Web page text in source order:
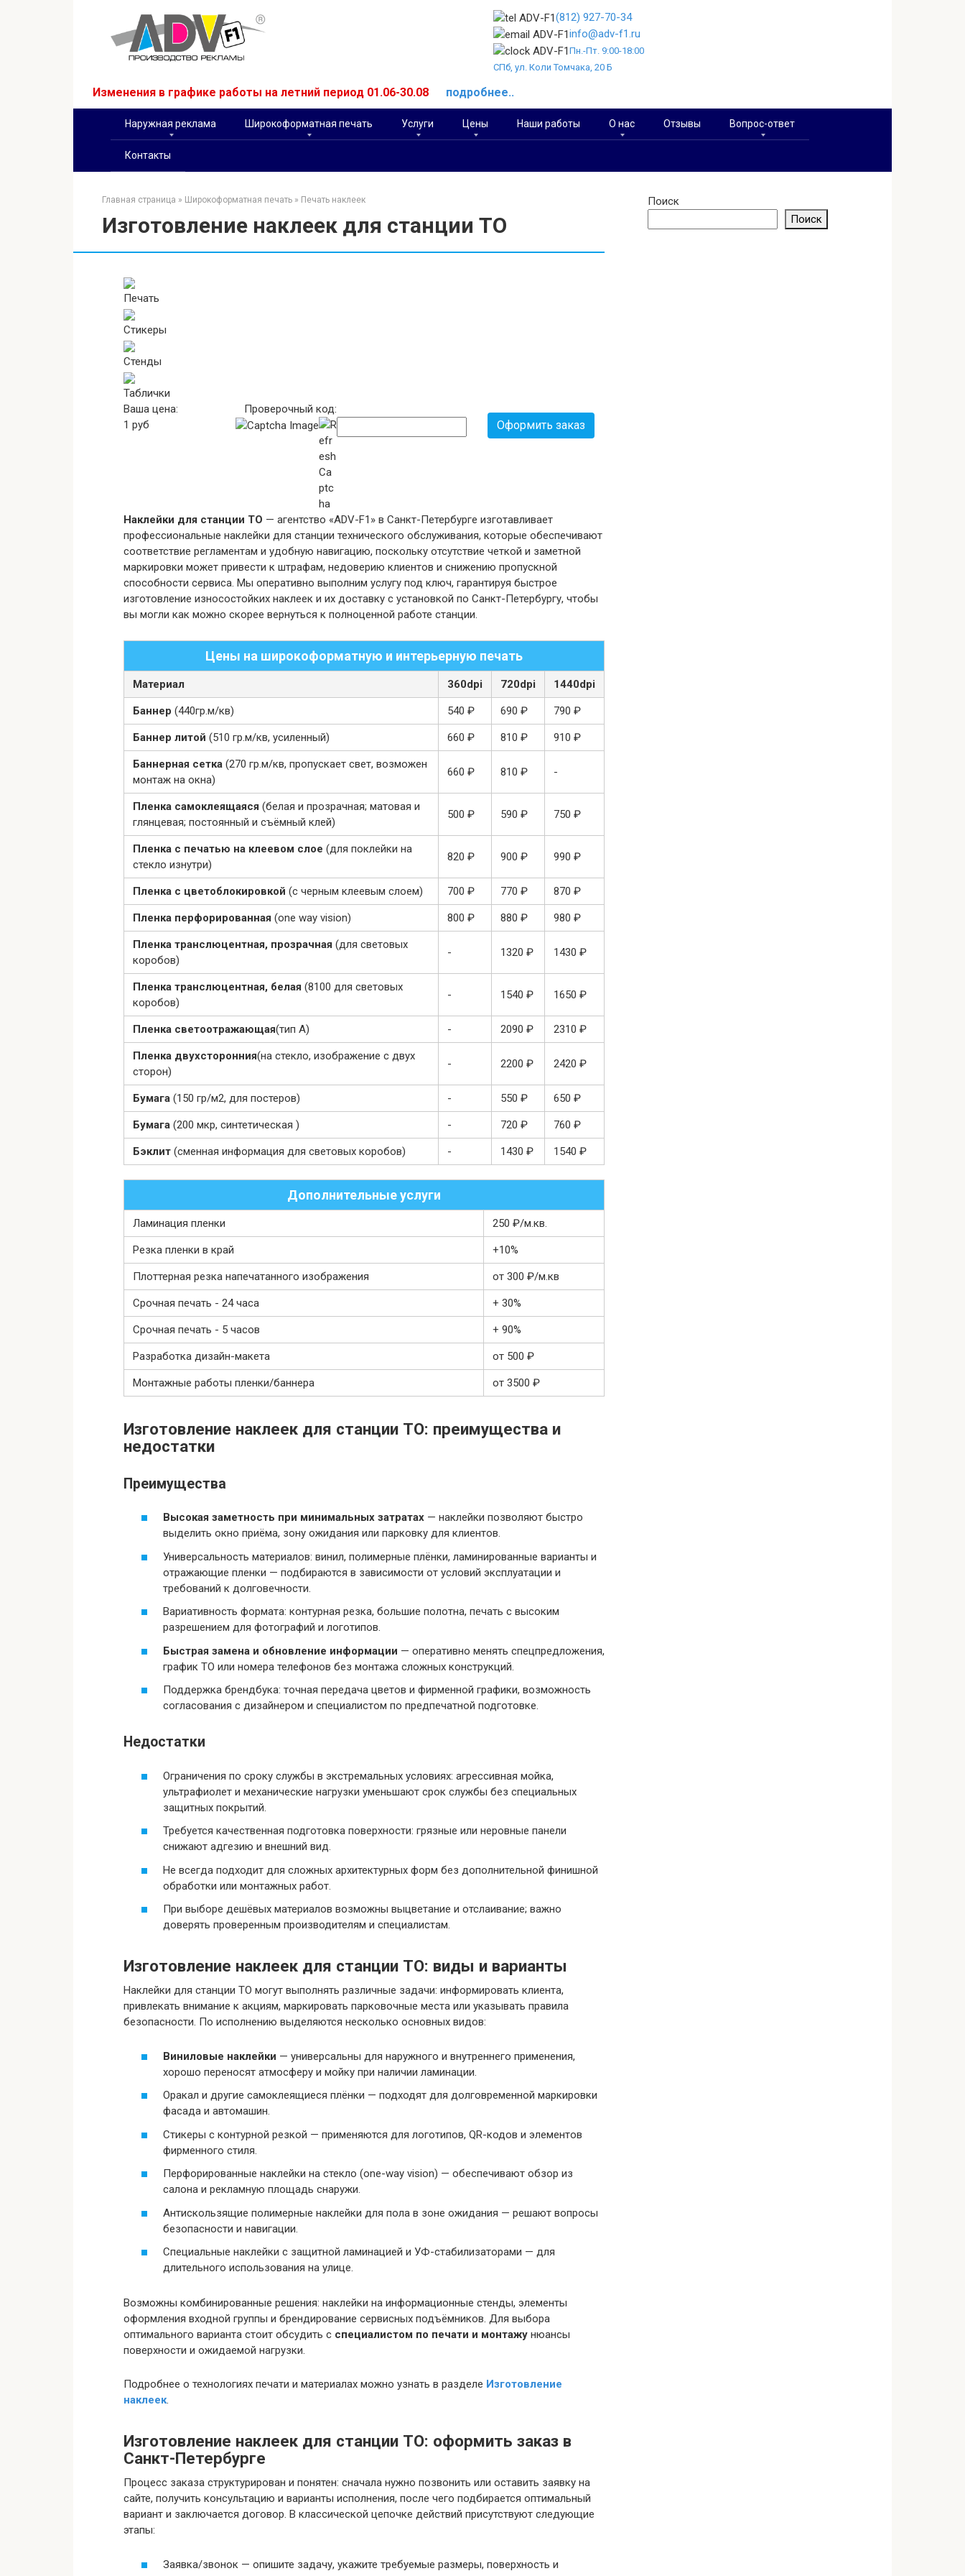
(812) 927-70-34
info@adv-f1.ru
Пн.-Пт. 9:00-18:00
СПб, ул. Коли Томчака, 20 Б
Изменения в графике работы на летний период 01.06-30.08 подробнее..
Наружная реклама Широкоформатная печать Услуги Цены Наши работы О нас Отзывы Вопрос-ответ
Контакты
Главная страница » Широкоформатная печать » Печать наклеек
Изготовление наклеек для станции ТО
Печать
Стикеры
Стенды
Таблички
Ваша цена:
1 руб
Проверочный код:
Оформить заказ
Наклейки для станции ТО — агентство «ADV-F1» в Санкт-Петербурге изготавливает
профессиональные наклейки для станции технического обслуживания, которые обеспечивают
соответствие регламентам и удобную навигацию, поскольку отсутствие четкой и заметной
маркировки может привести к штрафам, недоверию клиентов и снижению пропускной
способности сервиса. Мы оперативно выполним услугу под ключ, гарантируя быстрое
изготовление износостойких наклеек и их доставку с установкой по Санкт-Петербургу, чтобы
вы могли как можно скорее вернуться к полноценной работе станции.
Цены на широкоформатную и интерьерную печать
Материал 360dpi 720dpi 1440dpi
Баннер (440гр.м/кв) 540 ₽ 690 ₽ 790 ₽
Баннер литой (510 гр.м/кв, усиленный) 660 ₽ 810 ₽ 910 ₽
Баннерная сетка (270 гр.м/кв, пропускает свет, возможен
монтаж на окна)
660 ₽ 810 ₽ -
Пленка самоклеящаяся (белая и прозрачная; матовая и
глянцевая; постоянный и съёмный клей)
500 ₽ 590 ₽ 750 ₽
Пленка с печатью на клеевом слое (для поклейки на
стекло изнутри)
820 ₽ 900 ₽ 990 ₽
Пленка с цветоблокировкой (с черным клеевым слоем) 700 ₽ 770 ₽ 870 ₽
Пленка перфорированная (one way vision) 800 ₽ 880 ₽ 980 ₽
Пленка транслюцентная, прозрачная (для световых
коробов)
- 1320 ₽ 1430 ₽
Пленка транслюцентная, белая (8100 для световых
коробов)
- 1540 ₽ 1650 ₽
Пленка светоотражающая(тип А) - 2090 ₽ 2310 ₽
Пленка двухсторонния(на стекло, изображение с двух
сторон)
- 2200 ₽ 2420 ₽
Бумага (150 гр/м2, для постеров) - 550 ₽ 650 ₽
Бумага (200 мкр, синтетическая ) - 720 ₽ 760 ₽
Бэклит (сменная информация для световых коробов) - 1430 ₽ 1540 ₽
Дополнительные услуги
Ламинация пленки 250 ₽/м.кв.
Резка пленки в край +10%
Плоттерная резка напечатанного изображения от 300 ₽/м.кв
Срочная печать - 24 часа + 30%
Срочная печать - 5 часов + 90%
Разработка дизайн-макета от 500 ₽
Монтажные работы пленки/баннера от 3500 ₽
Изготовление наклеек для станции ТО: преимущества и
недостатки
Преимущества
Высокая заметность при минимальных затратах — наклейки позволяют быстро
выделить окно приёма, зону ожидания или парковку для клиентов.
Универсальность материалов: винил, полимерные плёнки, ламинированные варианты и
отражающие пленки — подбираются в зависимости от условий эксплуатации и
требований к долговечности.
Вариативность формата: контурная резка, большие полотна, печать с высоким
разрешением для фотографий и логотипов.
Быстрая замена и обновление информации — оперативно менять спецпредложения,
график ТО или номера телефонов без монтажа сложных конструкций.
Поддержка брендбука: точная передача цветов и фирменной графики, возможность
согласования с дизайнером и специалистом по предпечатной подготовке.
Недостатки
Ограничения по сроку службы в экстремальных условиях: агрессивная мойка,
ультрафиолет и механические нагрузки уменьшают срок службы без специальных
защитных покрытий.
Требуется качественная подготовка поверхности: грязные или неровные панели
снижают адгезию и внешний вид.
Не всегда подходит для сложных архитектурных форм без дополнительной финишной
обработки или монтажных работ.
При выборе дешёвых материалов возможны выцветание и отслаивание; важно
доверять проверенным производителям и специалистам.
Изготовление наклеек для станции ТО: виды и варианты
Наклейки для станции ТО могут выполнять различные задачи: информировать клиента,
привлекать внимание к акциям, маркировать парковочные места или указывать правила
безопасности. По исполнению выделяются несколько основных видов:
Виниловые наклейки — универсальны для наружного и внутреннего применения,
хорошо переносят атмосферу и мойку при наличии ламинации.
Оракал и другие самоклеящиеся плёнки — подходят для долговременной маркировки
фасада и автомашин.
Стикеры с контурной резкой — применяются для логотипов, QR-кодов и элементов
фирменного стиля.
Перфорированные наклейки на стекло (one-way vision) — обеспечивают обзор из
салона и рекламную площадь снаружи.
Антискользящие полимерные наклейки для пола в зоне ожидания — решают вопросы
безопасности и навигации.
Специальные наклейки с защитной ламинацией и УФ-стабилизаторами — для
длительного использования на улице.
Возможны комбинированные решения: наклейки на информационные стенды, элементы
оформления входной группы и брендирование сервисных подъёмников. Для выбора
оптимального варианта стоит обсудить с специалистом по печати и монтажу нюансы
поверхности и ожидаемой нагрузки.
Подробнее о технологиях печати и материалах можно узнать в разделе Изготовление
наклеек.
Изготовление наклеек для станции ТО: оформить заказ в
Санкт-Петербурге
Процесс заказа структурирован и понятен: сначала нужно позвонить или оставить заявку на
сайте, получить консультацию и варианты исполнения, после чего подбирается оптимальный
вариант и заключается договор. В классической цепочке действий присутствуют следующие
этапы:
Заявка/звонок — опишите задачу, укажите требуемые размеры, поверхность и
Поиск
Поиск